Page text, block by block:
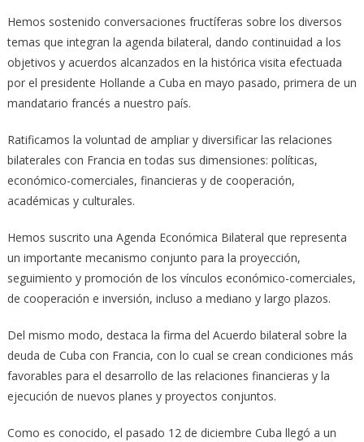
Hemos sostenido conversaciones fructíferas sobre los diversos
temas que integran la agenda bilateral, dando continuidad a los
objetivos y acuerdos alcanzados en la histórica visita efectuada
por el presidente Hollande a Cuba en mayo pasado, primera de un
mandatario francés a nuestro país.
Ratificamos la voluntad de ampliar y diversificar las relaciones
bilaterales con Francia en todas sus dimensiones: políticas,
económico-comerciales, financieras y de cooperación,
académicas y culturales.
Hemos suscrito una Agenda Económica Bilateral que representa
un importante mecanismo conjunto para la proyección,
seguimiento y promoción de los vínculos económico-comerciales,
de cooperación e inversión, incluso a mediano y largo plazos.
Del mismo modo, destaca la firma del Acuerdo bilateral sobre la
deuda de Cuba con Francia, con lo cual se crean condiciones más
favorables para el desarrollo de las relaciones financieras y la
ejecución de nuevos planes y proyectos conjuntos.
Como es conocido, el pasado 12 de diciembre Cuba llegó a un